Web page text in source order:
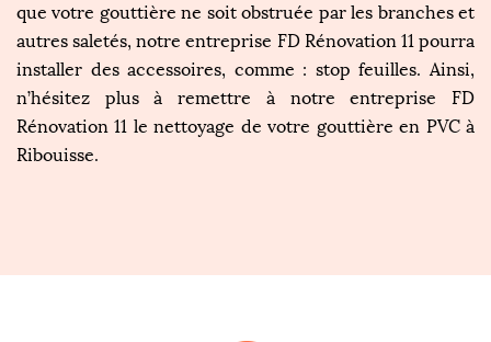
que votre gouttière ne soit obstruée par les branches et
autres saletés, notre entreprise FD Rénovation 11 pourra
installer des accessoires, comme : stop feuilles. Ainsi,
n’hésitez plus à remettre à notre entreprise FD
Rénovation 11 le nettoyage de votre gouttière en PVC à
Ribouisse.